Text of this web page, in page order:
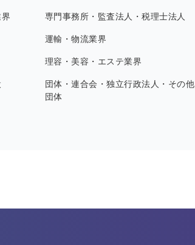
専門事務所・監査法人・税理士法人
運輸・物流業界
理容・美容・エステ業界
団体・連合会・独立行政法人・その他
団体